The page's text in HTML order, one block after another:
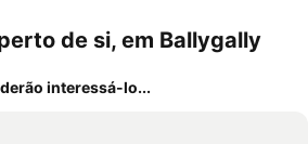
de si, em Ballygally
interessá-lo...